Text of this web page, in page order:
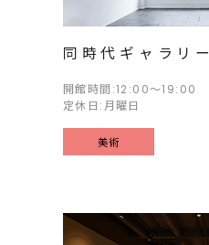
同時代ギャラリー
開館時間:12:00〜19:00
定休日:月曜日
美術